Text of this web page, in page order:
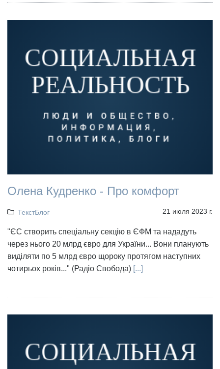
Олена Кудренко - Про комфорт
ТекстБлог 21 июля 2023 г.
"ЄС створить спеціальну секцію в ЄФМ та нададуть
через нього 20 млрд євро для України... Вони планують
виділяти по 5 млрд євро щороку протягом наступних
чотирьох років..." (Радіо Свобода) [...]